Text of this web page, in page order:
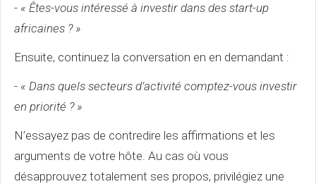
- « Êtes-vous intéressé à investir dans des start-up
africaines ? »
Ensuite, continuez la conversation en en demandant :
- « Dans quels secteurs d’activité comptez-vous investir
en priorité ? »
N’essayez pas de contredire les affirmations et les
arguments de votre hôte. Au cas où vous
désapprouvez totalement ses propos, privilégiez une